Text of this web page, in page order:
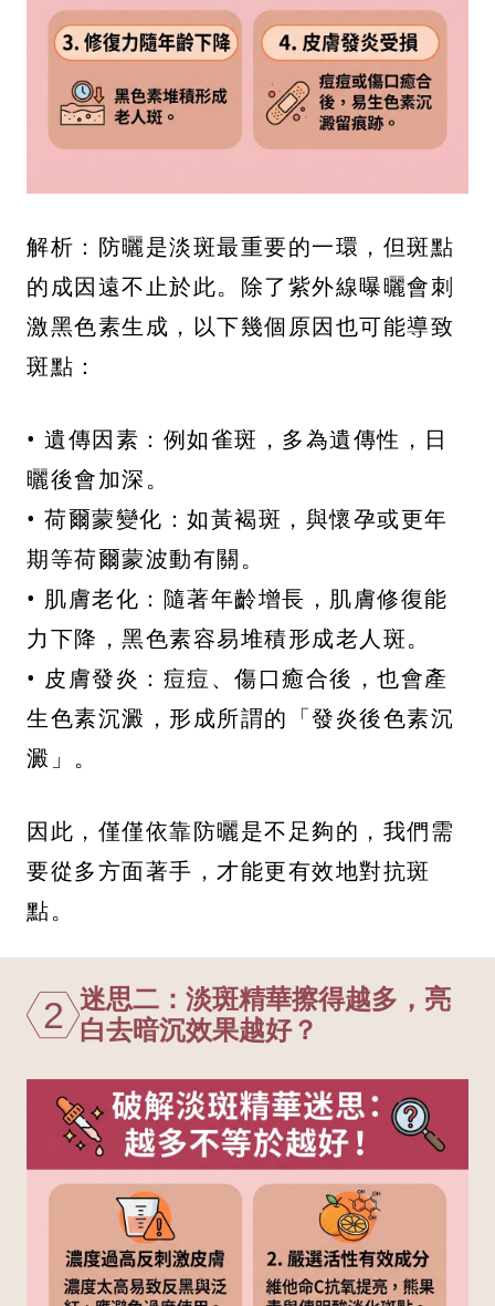
解析：防曬是淡斑最重要的一環，但斑點
的成因遠不止於此。除了紫外線曝曬會刺
激黑色素生成，以下幾個原因也可能導致
斑點：
• 遺傳因素：例如雀斑，多為遺傳性，日
曬後會加深。
• 荷爾蒙變化：如黃褐斑，與懷孕或更年
期等荷爾蒙波動有關。
• 肌膚老化：隨著年齡增長，肌膚修復能
力下降，黑色素容易堆積形成老人斑。
• 皮膚發炎：痘痘、傷口癒合後，也會產
生色素沉澱，形成所謂的「發炎後色素沉
澱」。
因此，僅僅依靠防曬是不足夠的，我們需
要從多方面著手，才能更有效地對抗斑
點。
2 迷思二：淡斑精華擦得越多，亮
白去暗沉效果越好？